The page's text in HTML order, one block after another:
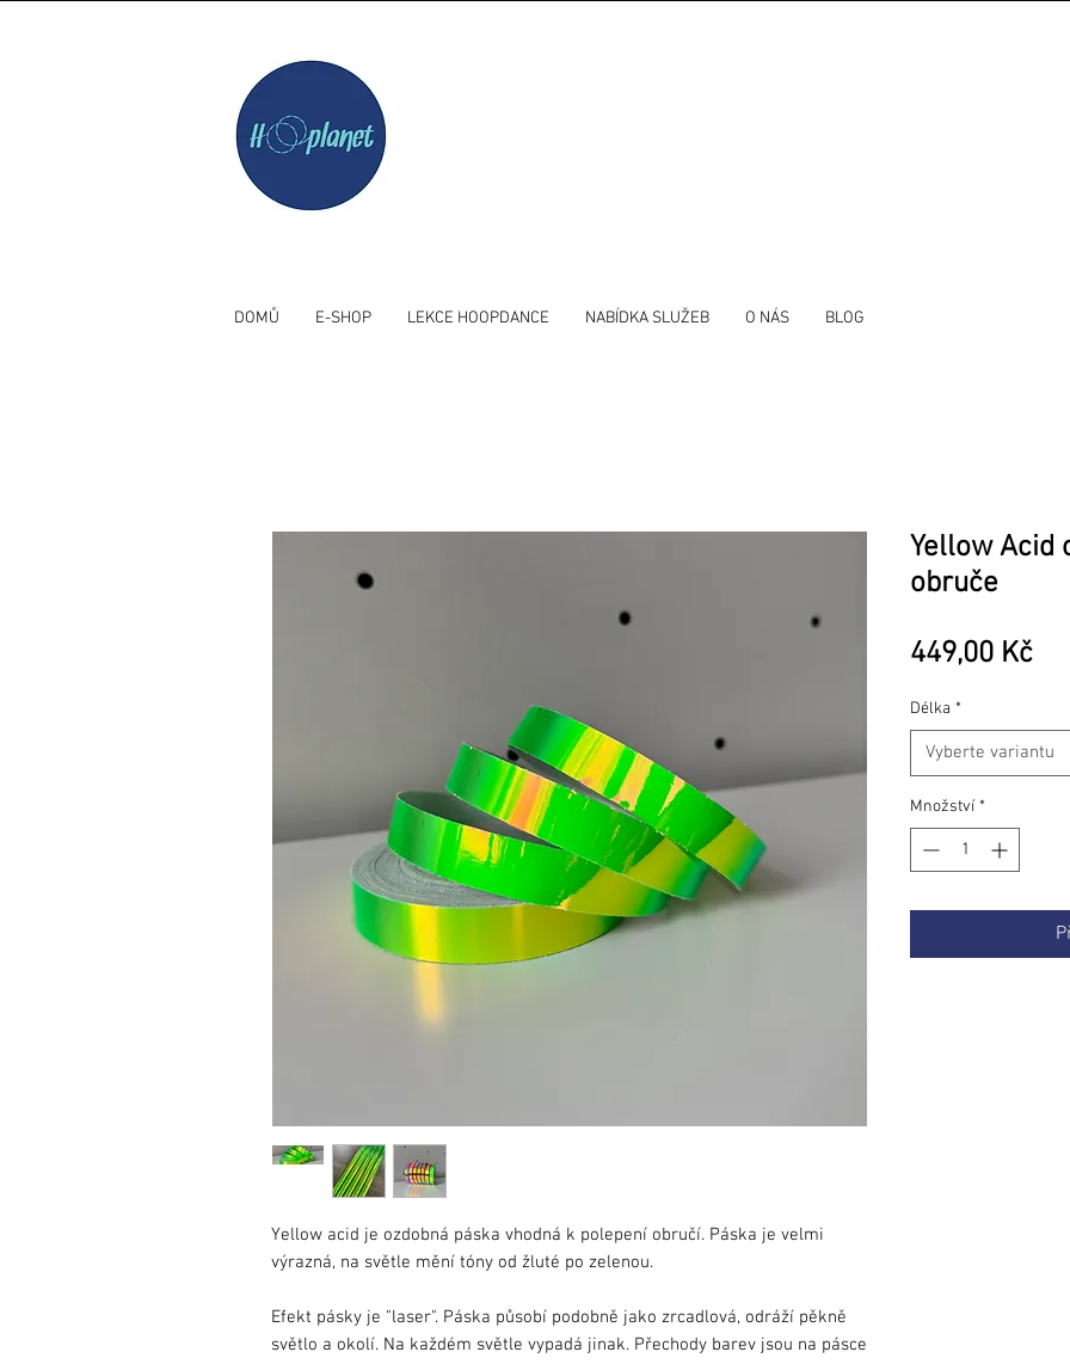
DOMŮ E-SHOP LEKCE HOOPDANCE NABÍDKA SLUŽEB O NÁS BLOG
Yellow acid je ozdobná páska vhodná k polepení obručí. Páska je velmi
výrazná, na světle mění tóny od žluté po zelenou.
Efekt pásky je "laser". Páska působí podobně jako zrcadlová, odráží pěkně
světlo a okolí. Na každém světle vypadá jinak. Přechody barev jsou na pásce
Yellow Acid
obruče
449,00 Kč
Délka *
Vyberte variantu
Množství *